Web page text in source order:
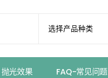
抛光效果 FAQ-常见问题